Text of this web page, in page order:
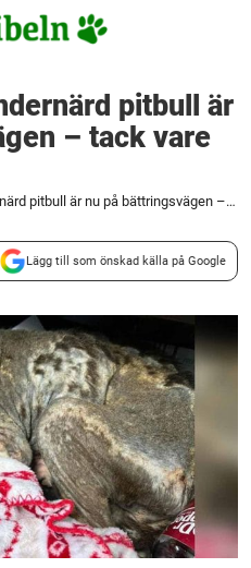
pitbull är
– tack vare
Övergiven och undernärd pitbull är nu på bättringsvägen – tack vare djurräddare
Lägg till som önskad källa på Google